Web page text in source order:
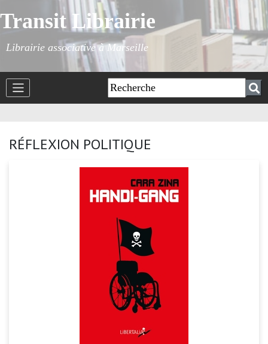
Transit Librairie
Librairie associative à Marseille
RÉFLEXION POLITIQUE